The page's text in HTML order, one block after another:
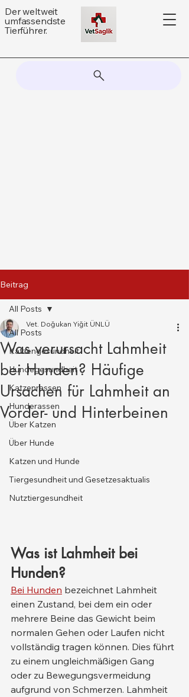
Der weltweit
umfassendste
Tierführer.
Beitrag
All Posts
Katzengesundheit
Hundegesundheit
Katzenrassen
Hunderassen
Über Katzen
Über Hunde
Katzen und Hunde
Tiergesundheit und Gesetzesaktualis
Nutztiergesundheit
All Posts
Was verursacht Lahmheit
bei Hunden? Häufige
Ursachen für Lahmheit an
Vorder- und Hinterbeinen
Vet. Doğukan Yiğit ÜNLÜ
Was ist Lahmheit bei
Hunden?
Bei Hunden bezeichnet Lahmheit
einen Zustand, bei dem ein oder
mehrere Beine das Gewicht beim
normalen Gehen oder Laufen nicht
vollständig tragen können. Dies führt
zu einem ungleichmäßigen Gang
oder zu Bewegungsvermeidung
aufgrund von Schmerzen. Lahmheit